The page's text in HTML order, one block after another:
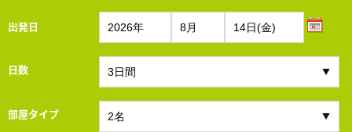
出発日
日数
部屋タイプ